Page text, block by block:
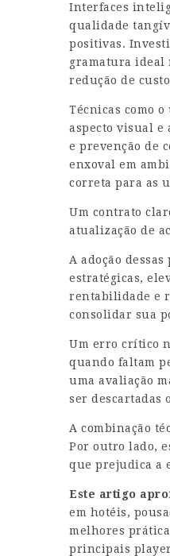
Interfaces
qualidade
positivas.
gramatura ideal
redução de
Técnicas como
aspecto visual e
e prevenção de
enxoval em
correta para as
Um contrato
atualização de
A adoção
estratégicas,
rentabilidade e
consolidar sua
Um erro crítico
quando faltam
uma avaliação
ser descartadas
A combinação
Por outro lado,
que prejudica a
Este artigo
em hotéis,
melhores
principais